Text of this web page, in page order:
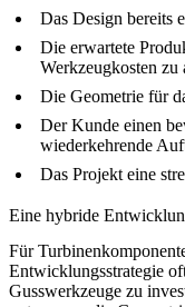
Das Design bereits
Die erwartete
Werkzeugkosten zu
Die Geometrie für
Der Kunde einen
wiederkehrende
Das Projekt eine
Eine hybride
Für
Entwicklungsstrategie
Gusswerkzeuge zu